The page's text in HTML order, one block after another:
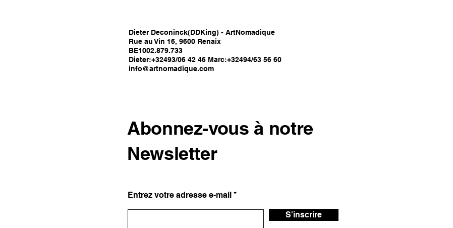
Dieter Deconinck(DDKing) - ArtNomadique
Rue au Vin 16, 9600 Renaix
BE1002.879.733
Dieter:+32493/06 42 46 Marc:+32494/63 56 60
info@artnomadique.com
Abonnez-vous à notre
Newsletter
Entrez votre adresse e-mail
S'inscrire